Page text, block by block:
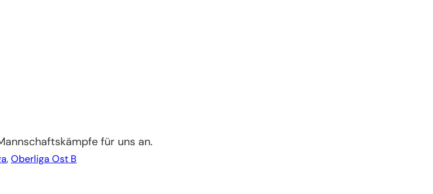
für uns an.
, Oberliga Ost B